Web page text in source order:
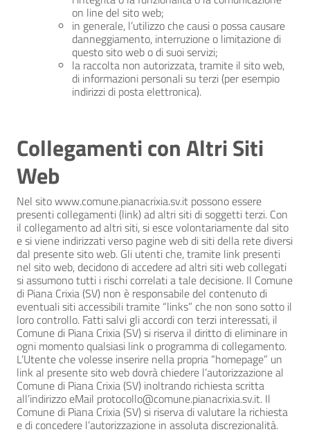
on line del sito web;
in generale, l’utilizzo che causi o possa causare
danneggiamento, interruzione o limitazione di
questo sito web o di suoi servizi;
la raccolta non autorizzata, tramite il sito web,
di informazioni personali su terzi (per esempio
indirizzi di posta elettronica).
Collegamenti con Altri Siti
Web
Nel sito www.comune.pianacrixia.sv.it possono essere
presenti collegamenti (link) ad altri siti di soggetti terzi. Con
il collegamento ad altri siti, si esce volontariamente dal sito
e si viene indirizzati verso pagine web di siti della rete diversi
dal presente sito web. Gli utenti che, tramite link presenti
nel sito web, decidono di accedere ad altri siti web collegati
si assumono tutti i rischi correlati a tale decisione. Il Comune
di Piana Crixia (SV) non è responsabile del contenuto di
eventuali siti accessibili tramite “links” che non sono sotto il
loro controllo. Fatti salvi gli accordi con terzi interessati, il
Comune di Piana Crixia (SV) si riserva il diritto di eliminare in
ogni momento qualsiasi link o programma di collegamento.
L’Utente che volesse inserire nella propria “homepage” un
link al presente sito web dovrà chiedere l’autorizzazione al
Comune di Piana Crixia (SV) inoltrando richiesta scritta
all’indirizzo eMail protocollo@comune.pianacrixia.sv.it. Il
Comune di Piana Crixia (SV) si riserva di valutare la richiesta
e di concedere l’autorizzazione in assoluta discrezionalità.